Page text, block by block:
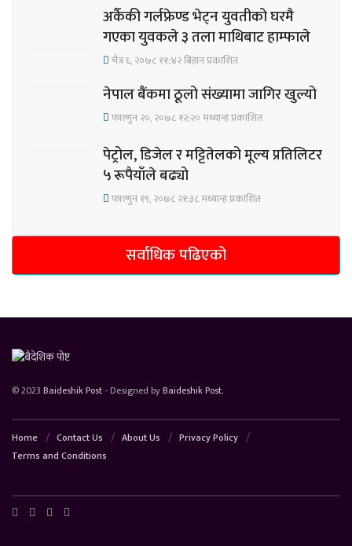
अर्कैकी गर्लफ्रेण्ड भेट्न युवतीको घरमै
गएका युवकले ३ तला माथिबाट हाम्फाले
चैत्र ६, २०७८ ११;४२ बिहान प्रकाशित
नेपाल बैंकमा ठूलो संख्यामा जागिर खुल्यो
फाल्गुन २०, २०७८ १२;२० मध्यान्ह प्रकाशित
पेट्रोल, डिजेल र मट्टितेलको मूल्य प्रतिलिटर
५ रूपैयाँले बढ्यो
फाल्गुन १९, २०७८ २१;३८ मध्यान्ह प्रकाशित
सर्वाधिक पढिएको
© 2023 Baideshik Post - Designed byBaideshik Post.
Home Contact Us About Us
Privacy Policy
Terms and Conditions